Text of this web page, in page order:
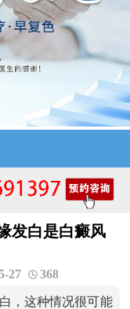
发白是白癜风
27 368
，这种情况很可能